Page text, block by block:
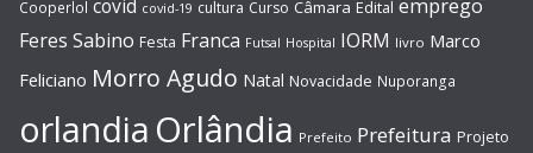
Cooperlol covid covid-19 cultura Curso Câmara Edital emprego
Feres Sabino Festa Franca Futsal Hospital IORM livro Marco
Feliciano Morro Agudo Natal Novacidade Nuporanga
orlandia Orlândia Prefeito Prefeitura Projeto